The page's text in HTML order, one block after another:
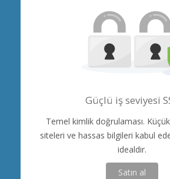
Güçlü iş seviyesi
Temel kimlik doğrulaması.
siteleri ve hassas bilgileri kabul
idealdir.
Satın al